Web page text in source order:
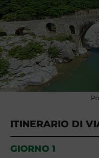
ITINERARIO DI
GIORNO 1